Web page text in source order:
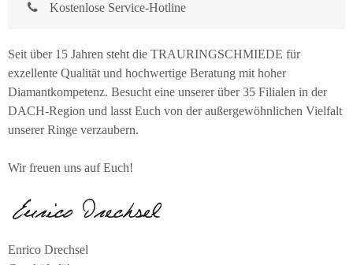
Kostenlose Service-Hotline
Seit über 15 Jahren steht die TRAURINGSCHMIEDE für
exzellente Qualität und hochwertige Beratung mit hoher
Diamantkompetenz. Besucht eine unserer über 35 Filialen in der
DACH-Region und lasst Euch von der außergewöhnlichen Vielfalt
unserer Ringe verzaubern.
Wir freuen uns auf Euch!
Enrico Drechsel